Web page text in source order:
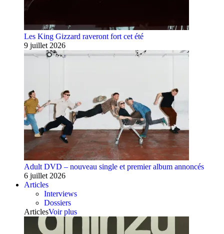
Les King Gizzard raveront fort cet été
9 juillet 2026
Adult DVD – nouveau single et premier album annoncés
6 juillet 2026
Articles
Interviews
Dossiers
ArticlesVoir plus